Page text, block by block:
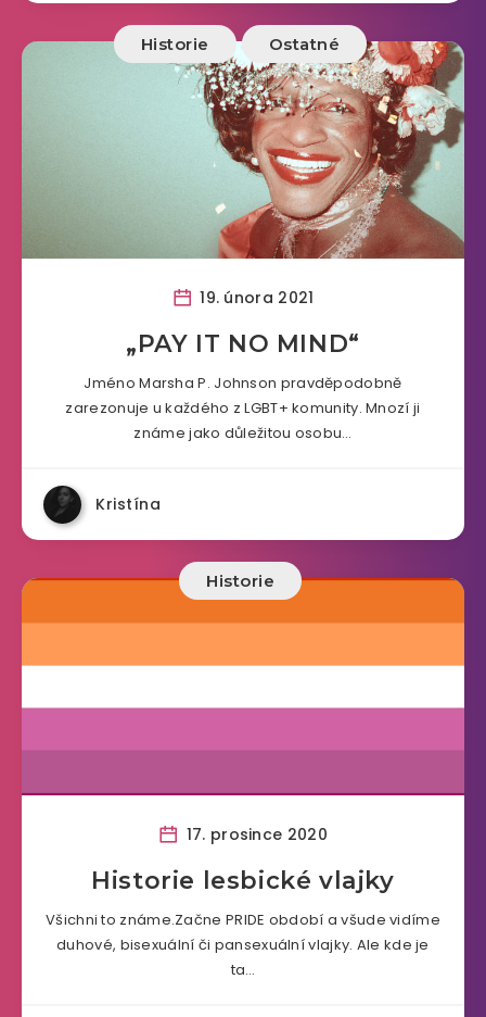
Historie Ostatné
19. února 2021
„PAY IT NO MIND“
Jméno Marsha P. Johnson pravděpodobně
zarezonuje u každého z LGBT+ komunity. Mnozí ji
známe jako důležitou osobu…
Kristína
Historie
17. prosince 2020
Historie lesbické vlajky
Všichni to známe.Začne PRIDE období a všude vidíme
duhové, bisexuální či pansexuální vlajky. Ale kde je
ta…